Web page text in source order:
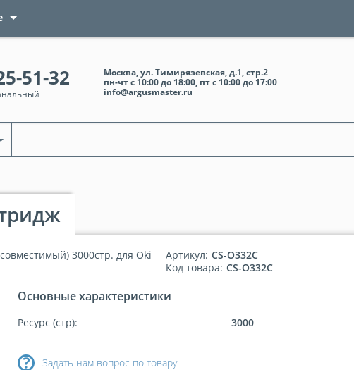
51-32
Москва, ул. Тимирязевская, д.1, стр.2
пн-чт с 10:00 до 18:00, пт с 10:00 до 17:00
info@argusmaster.ru
3000стр. для Oki
Артикул: CS-O332C
Код товара: CS-O332C
Основные характеристики
Ресурс (стр): 3000
Задать нам вопрос по товару